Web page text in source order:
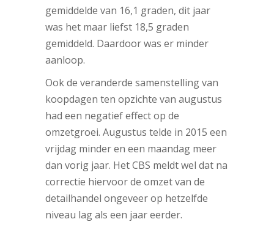
gemiddelde van 16,1 graden, dit jaar
was het maar liefst 18,5 graden
gemiddeld. Daardoor was er minder
aanloop.
Ook de veranderde samenstelling van
koopdagen ten opzichte van augustus
had een negatief effect op de
omzetgroei. Augustus telde in 2015 een
vrijdag minder en een maandag meer
dan vorig jaar. Het CBS meldt wel dat na
correctie hiervoor de omzet van de
detailhandel ongeveer op hetzelfde
niveau lag als een jaar eerder.